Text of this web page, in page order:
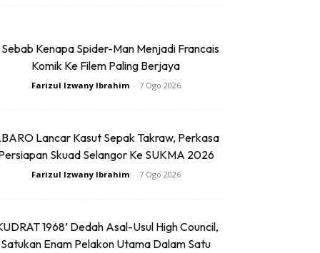
Kenapa Spider-Man Menjadi Francais
Komik Ke Filem Paling Berjaya
Farizul Izwany Ibrahim - 7 Ogo 2026
Lancar Kasut Sepak Takraw, Perkasa
Skuad Selangor Ke SUKMA 2026
Farizul Izwany Ibrahim - 7 Ogo 2026
1968’ Dedah Asal-Usul High Council,
Satukan Enam Pelakon Utama Dalam Satu